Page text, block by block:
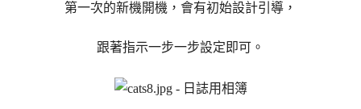
第一次的新機開機，會有初始設計引導，
跟著指示一步一步設定即可。